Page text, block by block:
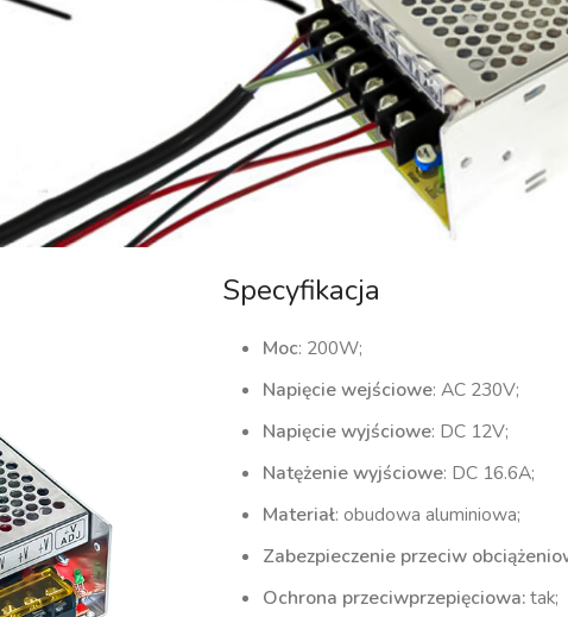
Specyfikacja
Moc: 200W;
Napięcie wejściowe: AC 230V;
Napięcie wyjściowe: DC 12V;
Natężenie wyjściowe: DC 16.6A;
Materiał: obudowa aluminiowa;
Zabezpieczenie przeciw
Ochrona przeciwprzepięciowa:tak;